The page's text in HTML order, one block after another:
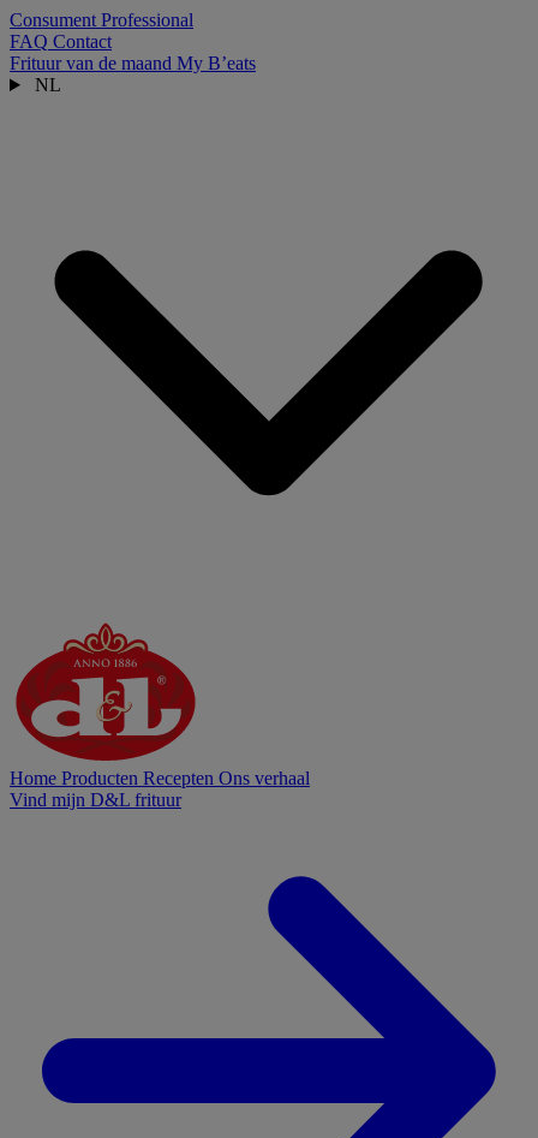
Consument Professional
FAQ Contact
Frituur van de maand My B’eats
NL
Home Producten Recepten Ons verhaal
Vind mijn D&L frituur